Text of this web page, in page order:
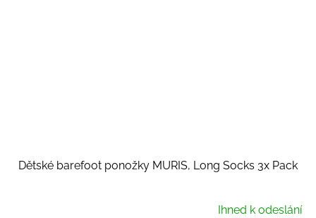
Dětské barefoot ponožky MURIS, Long Socks 3x Pack
Ihned k odeslání